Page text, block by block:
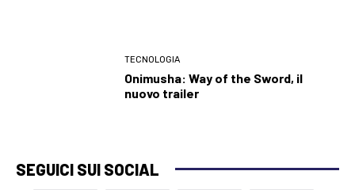
TECNOLOGIA
Onimusha: Way of the Sword, il
nuovo trailer
SEGUICI SUI SOCIAL